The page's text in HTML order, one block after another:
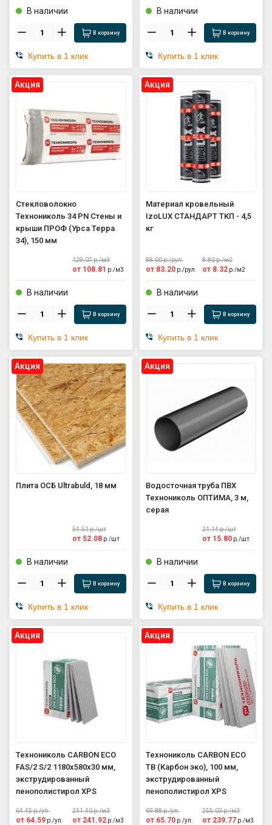
В наличии
В корзину
Купить в 1 клик
В наличии
В корзину
Купить в 1 клик
Aкция
Стекловолокно
Технониколь 34 PN Стены и
крыши ПРОФ (Урса Терра
34), 150 мм
129.07р./м3
от 108.81 р./м3
В наличии
В корзину
Купить в 1 клик
Aкция
Материал кровельный
IzoLUX СТАНДАРТ ТКП - 4,5
кг
88.00р./рул.
от 83.20 р./рул.
8.80р./м2
от 8.32 р./м2
В наличии
В корзину
Купить в 1 клик
Aкция
Плита ОСБ Ultrabuld, 18 мм
54.51р./шт
от 52.08 р./шт
В наличии
В корзину
Купить в 1 клик
Aкция
Водосточная труба ПВХ
Технониколь ОПТИМА, 3 м,
серая
21.14р./шт
от 15.80 р./шт
В наличии
В корзину
Купить в 1 клик
Aкция
Технониколь CARBON ECO
FAS/2 S/2 1180х580х30 мм,
экструдированный
пенополистирол XPS
64.45р./уп.
от 64.59 р./уп.
241.40р./м3
от 241.92 р./м3
Aкция
Технониколь CARBON ECO
ТВ (Карбон эко), 100 мм,
экструдированный
пенополистирол XPS
69.88р./уп.
от 65.70 р./уп.
255.03р./м3
от 239.77 р./м3